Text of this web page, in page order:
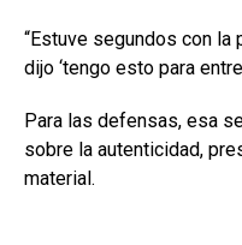
“Estuve segundos con
dijo ‘tengo esto para
Para las defensas, esa
sobre la autenticidad,
material.